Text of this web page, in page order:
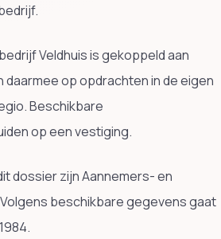
Veldhuis is gekoppeld aan
daarmee op opdrachten in de eigen
Beschikbare
op een vestiging.
dossier zijn Aannemers- en
beschikbare gegevens gaat